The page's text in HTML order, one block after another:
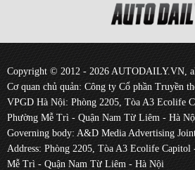
Copyright © 2012 - 2026 AUTODAILY.VN,
Cơ quan chủ quản: Công ty Cổ phần Truyền
VPGD Hà Nội: Phòng 2205, Tòa A3 Ecolife
Phường Mễ Trì - Quận Nam Từ Liêm - Hà
Governing body: A&D Media Advertising
Address: Phòng 2205, Tòa A3 Ecolife
Mễ Trì - Quận Nam Từ Liêm - Hà Nội